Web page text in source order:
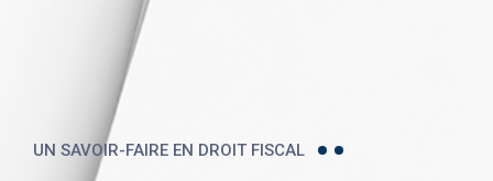
UN SAVOIR-FAIRE EN DROIT FISCAL